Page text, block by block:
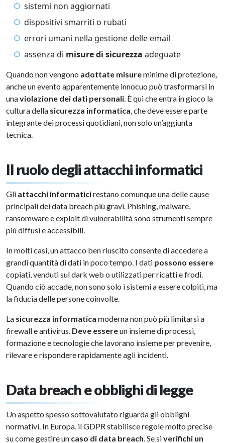
sistemi non aggiornati
dispositivi smarriti o rubati
errori umani nella gestione delle email
assenza di misure di sicurezza adeguate
Quando non vengono adottate misureminime di protezione,
anche un evento apparentemente innocuo può trasformarsi in
unaviolazione dei dati personali. È qui che entra in gioco la
cultura della sicurezza informatica, che deve essere parte
integrante dei processi quotidiani, non solo un’aggiunta
tecnica.
Il ruolo degli attacchi informatici
Gli attacchi informaticirestano comunque una delle cause
principali dei data breach più gravi. Phishing, malware,
ransomware e exploit di vulnerabilità sono strumenti sempre
più diffusi e accessibili.
In molti casi, un attacco ben riuscito consente di accedere a
grandi quantità di dati in poco tempo. I dati possono essere
copiati, venduti sul dark web o utilizzati per ricatti e frodi.
Quando ciò accade, non sono solo i sistemi a essere colpiti, ma
la fiducia delle persone coinvolte.
La sicurezza informatica moderna non può più limitarsi a
firewall e antivirus. Deve essereun insieme di processi,
formazione e tecnologie che lavorano insieme per prevenire,
rilevare e rispondere rapidamente agli incidenti.
Data breach e obblighi di legge
Un aspetto spesso sottovalutato riguarda gli obblighi
normativi. In Europa, il GDPR stabilisce regole molto precise
su come gestire un caso di data breach. Se siverifichi un